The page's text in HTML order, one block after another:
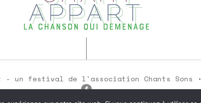
- un festival de l'association Chants Sons •
- Licences : 2-102 96 97 / 3-102